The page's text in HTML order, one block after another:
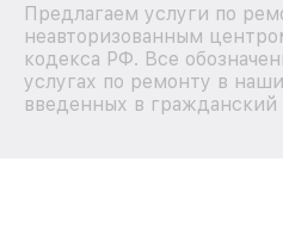
Предлагаем услуги по
неавторизованным
кодекса РФ. Все
услугах по ремонту в
введенных в гражданский